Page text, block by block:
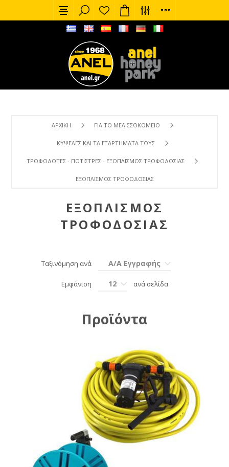
ΑΡΧΙΚΉ ΓΙΑ ΤΟ ΜΕΛΙΣΣΟΚΟΜΕΊΟ
ΚΥΨΈΛΕΣ ΚΑΙ ΤΑ ΕΞΑΡΤΉΜΑΤΑ ΤΟΥΣ
ΤΡΟΦΟΔΌΤΕΣ - ΠΟΤΊΣΤΡΕΣ - ΕΞΟΠΛΙΣΜΌΣ ΤΡΟΦΟΔΟΣΊΑΣ
ΕΞΟΠΛΙΣΜΌΣ ΤΡΟΦΟΔΟΣΊΑΣ
ΕΞΟΠΛΙΣΜΌΣ
ΤΡΟΦΟΔΟΣΊΑΣ
Ταξινόμηση ανά Α/Α Εγγραφής
Εμφάνιση 12 ανά σελίδα
Προϊόντα